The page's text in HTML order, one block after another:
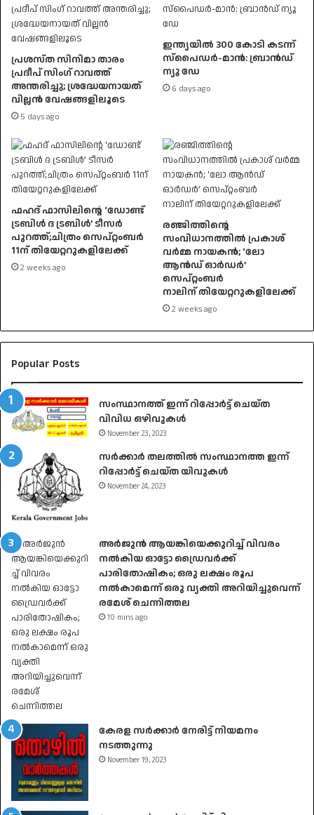
പ്രശസ്ത സിനിമാ താരം
പ്രദീപ് സിംഗ് റാവത്ത്
അന്തരിച്ചു; ശ്രദ്ധേയനായത്
വില്ലൻ വേഷങ്ങളിലൂടെ
5 days ago
ഇന്ത്യയിൽ 300 കോടി കടന്ന്
സ്പൈഡർ-മാൻ: ബ്രാൻഡ്
ന്യൂ ഡേ
6 days ago
ഫഹദ് ഫാസിലിന്റെ ‘ഡോണ്ട്
ട്രബിൾ ദ ട്രബിൾ’ ടീസർ
പുറത്ത്;ചിത്രം സെപ്റ്റംബർ
11ന് തിയേറ്ററുകളിലേക്ക്
2 weeks ago
രഞ്ജിത്തിന്റെ
സംവിധാനത്തിൽ പ്രകാശ്
വർമ്മ നായകൻ; ‘ലോ
ആൻഡ് ഓർഡർ’
സെപ്റ്റംബർ
നാലിന് തിയേറ്ററുകളിലേക്ക്
2 weeks ago
Popular Posts
സംസ്ഥാനത്ത് ഇന്ന് റിപ്പോർട്ട് ചെയ്ത
വിവിധ ഒഴിവുകൾ
November 23, 2023
സർക്കാർ തലത്തിൽ സംസ്ഥാനത്ത ഇന്ന്
റിപ്പോർട്ട് ചെയ്ത യിവുകൾ
November 24, 2023
അർജുൻ ആയങ്കിയെക്കുറിച്ച് വിവരം
നൽകിയ ഓട്ടോ ഡ്രൈവർക്ക്
പാരിതോഷികം; ഒരു ലക്ഷം രൂപ
നൽകാമെന്ന് ഒരു വ്യക്തി അറിയിച്ചുവെന്ന്
രമേശ് ചെന്നിത്തല
10 mins ago
കേരള സർക്കാർ നേരിട്ട് നിയമനം
നടത്തുന്നു
November 19, 2023